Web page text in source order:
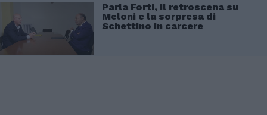
Parla Forti, il retroscena su
Meloni e la sorpresa di
Schettino in carcere